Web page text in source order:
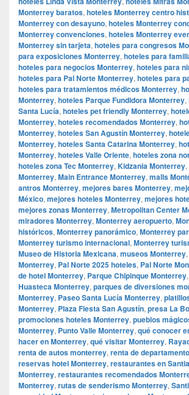
Monterrey baratos, hoteles Monterrey centro
Monterrey con desayuno, hoteles Monterrey
Monterrey convenciones, hoteles Monterrey
Monterrey sin tarjeta, hoteles para congresos
para exposiciones Monterrey, hoteles para
hoteles para negocios Monterrey, hoteles para
hoteles para Pal Norte Monterrey, hoteles para
hoteles para tratamientos médicos Monterrey,
Monterrey, hoteles Parque Fundidora Monterrey,
Santa Lucía, hoteles pet friendly Monterrey,
Monterrey, hoteles recomendados Monterrey,
Monterrey, hoteles San Agustín Monterrey,
Monterrey, hoteles Santa Catarina Monterrey,
Monterrey, hoteles Valle Oriente, hoteles zona
hoteles zona Tec Monterrey, Kidzania Monterrey,
Monterrey, Main Entrance Monterrey, malls
antros Monterrey, mejores bares Monterrey,
México, mejores hoteles Monterrey, mejores
mejores zonas Monterrey, Metropolitan Center
miradores Monterrey, Monterrey aeropuerto,
históricos, Monterrey panorámico, Monterrey
Monterrey turismo internacional, Monterrey
Museo de Historia Mexicana, museos Monterrey,
Monterrey, Pal Norte 2025 hoteles, Pal Norte
de hotel Monterrey, Parque Chipinque Monterrey,
Huasteca Monterrey, parques de diversiones
Monterrey, Paseo Santa Lucía Monterrey,
Monterrey, Plaza Fiesta San Agustín, presa La
promociones hoteles Monterrey, pueblos
Monterrey, Punto Valle Monterrey, qué conocer
hacer en Monterrey, qué visitar Monterrey,
renta de autos monterrey, renta de
reservas hotel Monterrey, restaurantes en
Monterrey, restaurantes recomendados
Monterrey, rutas de senderismo Monterrey,